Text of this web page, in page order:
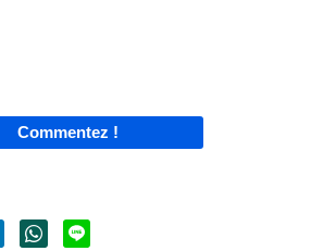
Commentez !